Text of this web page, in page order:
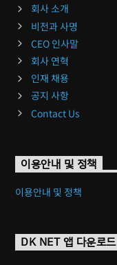
회사 소개
비전과 사명
CEO 인사말
회사 연혁
인재 채용
공지 사항
Contact Us
이용안내 및 정책
이용안내 및 정책
DK NET 앱 다운로드